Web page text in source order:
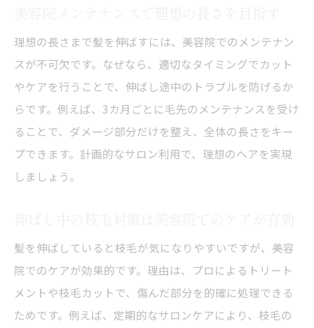
理想の長さまで髪を伸ばすには、美容院でのメンテナン
スが不可欠です。なぜなら、適切なタイミングでカット
やケアを行うことで、伸ばし途中のトラブルを防げるか
らです。例えば、3カ月ごとに毛先のメンテナンスを受け
ることで、ダメージ部分だけを整え、全体の長さをキー
プできます。計画的なサロン利用で、理想のヘアを実現
しましょう。
髪を伸ばしていると枝毛が気になりやすいですが、美容
院でのケアが効果的です。理由は、プロによるトリート
メントや枝毛カットで、傷んだ部分を的確に処理できる
ためです。例えば、定期的なサロンケアにより、枝毛の